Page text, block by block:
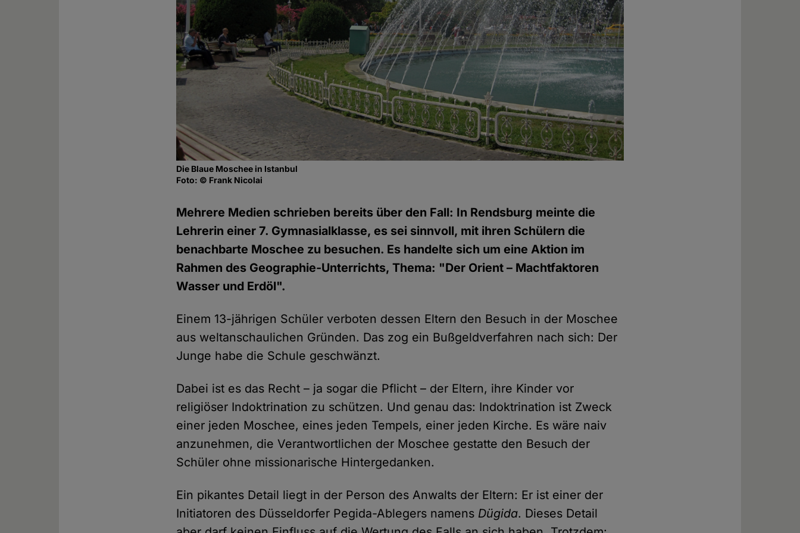
Die Blaue Moschee in Istanbul
Foto: © Frank Nicolai
Mehrere Medien schrieben bereits über den Fall: In Rendsburg meinte die
Lehrerin einer 7. Gymnasialklasse, es sei sinnvoll, mit ihren Schülern die
benachbarte Moschee zu besuchen. Es handelte sich um eine Aktion im
Rahmen des Geographie-Unterrichts, Thema: "Der Orient – Machtfaktoren
Wasser und Erdöl".
Einem 13-jährigen Schüler verboten dessen Eltern den Besuch in der Moschee
aus weltanschaulichen Gründen. Das zog ein Bußgeldverfahren nach sich: Der
Junge habe die Schule geschwänzt.
Dabei ist es das Recht – ja sogar die Pflicht – der Eltern, ihre Kinder vor
religiöser Indoktrination zu schützen. Und genau das: Indoktrination ist Zweck
einer jeden Moschee, eines jeden Tempels, einer jeden Kirche. Es wäre naiv
anzunehmen, die Verantwortlichen der Moschee gestatte den Besuch der
Schüler ohne missionarische Hintergedanken.
Ein pikantes Detail liegt in der Person des Anwalts der Eltern: Er ist einer der
Initiatoren des Düsseldorfer Pegida-Ablegers namens Dügida. Dieses Detail